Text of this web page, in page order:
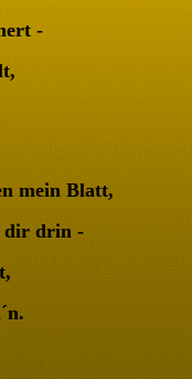
-
mein Blatt,
dir drin -